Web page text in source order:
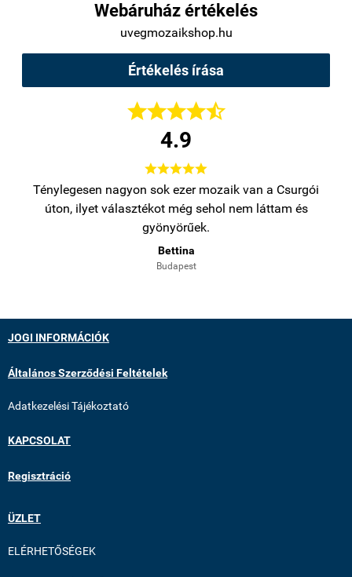
Webáruház értékelés
uvegmozaikshop.hu
Értékelés írása

4.9

Ténylegesen nagyon sok ezer mozaik van a Csurgói
úton, ilyet választékot még sehol nem láttam és
gyönyörűek.
Bettina
Budapest
JOGI INFORMÁCIÓK
Általános Szerződési Feltételek
Adatkezelési Tájékoztató
KAPCSOLAT
Regisztráció
ÜZLET
ELÉRHETŐSÉGEK